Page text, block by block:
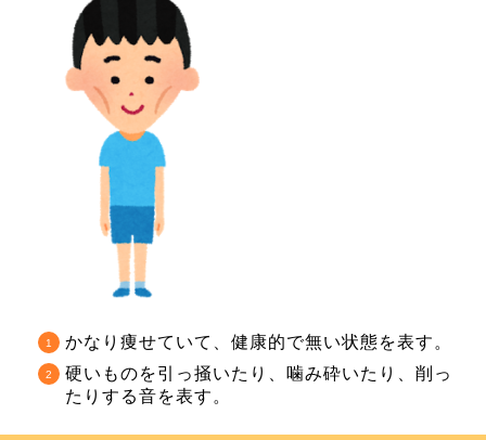
かなり痩せていて、健康的で無い状態を表す。
硬いものを引っ掻いたり、噛み砕いたり、削っ
たりする音を表す。